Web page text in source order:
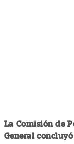
La Comisión de
General